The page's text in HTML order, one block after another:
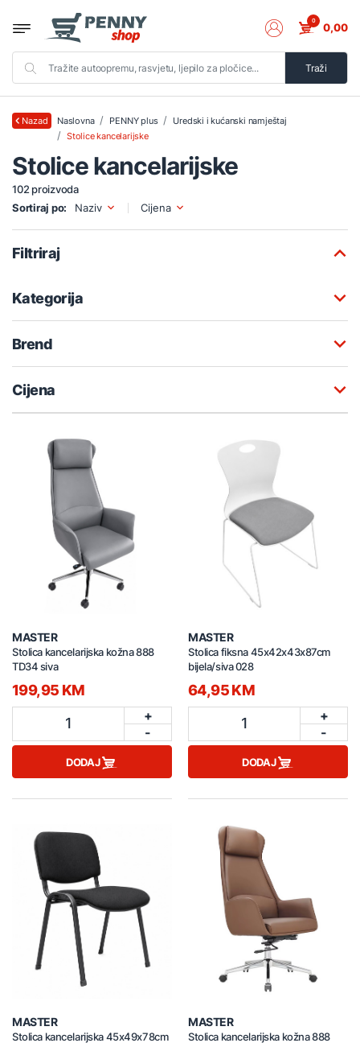
Traži
0 0,00
Nazad Naslovna PENNY plus
Uredski i kućanski namještaj
Stolice kancelarijske
Stolice kancelarijske
102 proizvoda
Sortiraj po:
Naziv Cijena
Filtriraj
Kategorija
Brend
Cijena
MASTER
Stolica kancelarijska kožna 888
TD34 siva
199,95 KM
1
+
-
DODAJ
MASTER
Stolica fiksna 45x42x43x87cm
bijela/siva 028
64,95 KM
1
+
-
DODAJ
MASTER
Stolica kancelarijska 45x49x78cm
MASTER
Stolica kancelarijska kožna 888